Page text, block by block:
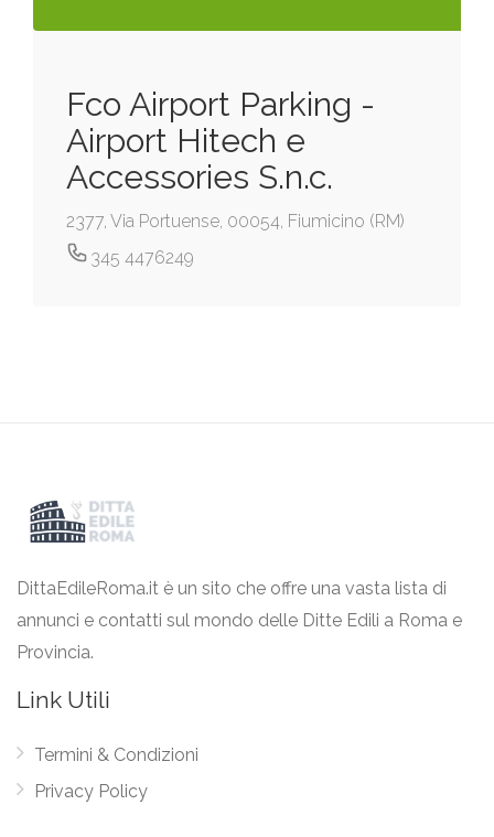
Fco Airport Parking -
Airport Hitech e
Accessories S.n.c.
2377, Via Portuense, 00054, Fiumicino (RM)
345 4476249
DittaEdileRoma.it è un sito che offre una vasta lista di
annunci e contatti sul mondo delle Ditte Edili a Roma e
Provincia.
Link Utili
Termini & Condizioni
Privacy Policy